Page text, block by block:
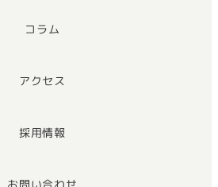
コラム
アクセス
採用情報